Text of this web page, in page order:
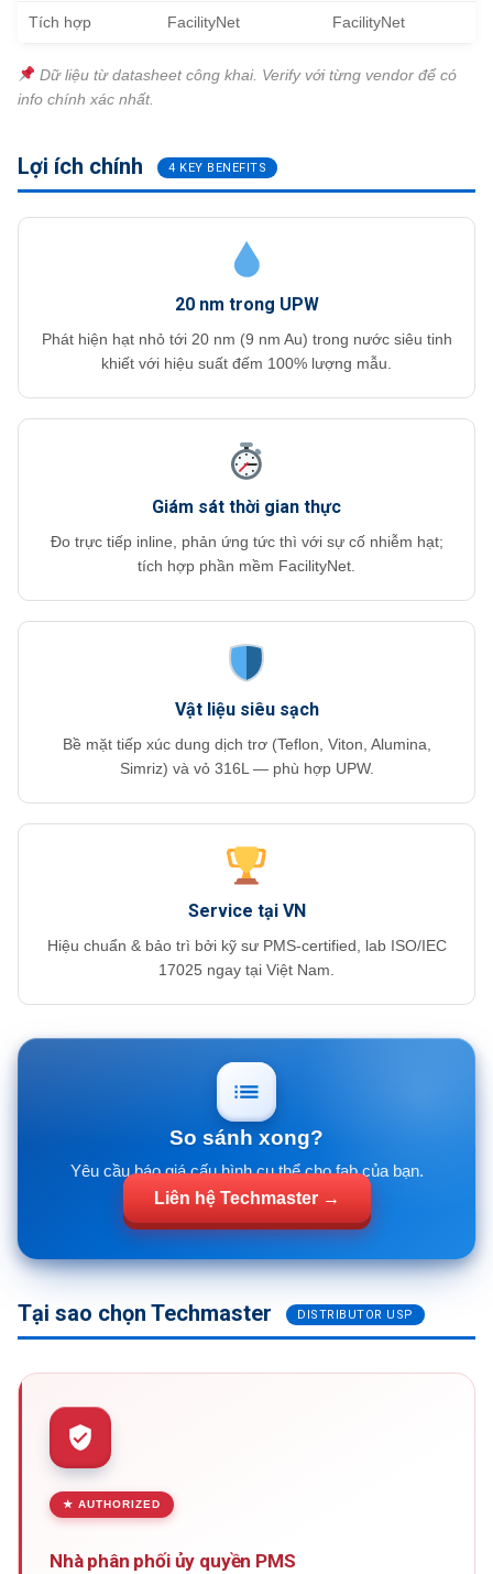
Tích hợp FacilityNet FacilityNet
Dữ liệu từ datasheet công khai. Verify với từng vendor để có
info chính xác nhất.
Lợi ích chính 4 KEY BENEFITS
20 nm trong UPW
Phát hiện hạt nhỏ tới 20 nm (9 nm Au) trong nước siêu tinh
khiết với hiệu suất đếm 100% lượng mẫu.
Giám sát thời gian thực
Đo trực tiếp inline, phản ứng tức thì với sự cố nhiễm hạt;
tích hợp phần mềm FacilityNet.
Vật liệu siêu sạch
Bề mặt tiếp xúc dung dịch trơ (Teflon, Viton, Alumina,
Simriz) và vỏ 316L — phù hợp UPW.
Service tại VN
Hiệu chuẩn & bảo trì bởi kỹ sư PMS-certified, lab ISO/IEC
17025 ngay tại Việt Nam.
So sánh xong?
Yêu cầu báo giá cấu hình cụ thể cho fab của bạn.
Liên hệ Techmaster →
Tại sao chọn Techmaster DISTRIBUTOR USP
★ AUTHORIZED
Nhà phân phối ủy quyền PMS